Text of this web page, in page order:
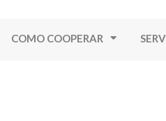
COMO COOPERAR